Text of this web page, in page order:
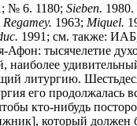
№ 6. 1180; Sieben. 1980.
Regamey. 1963; Miquel.
1991; см. также:
тысячелетие
литургию.
его продолжалась
кто-нибудь
который